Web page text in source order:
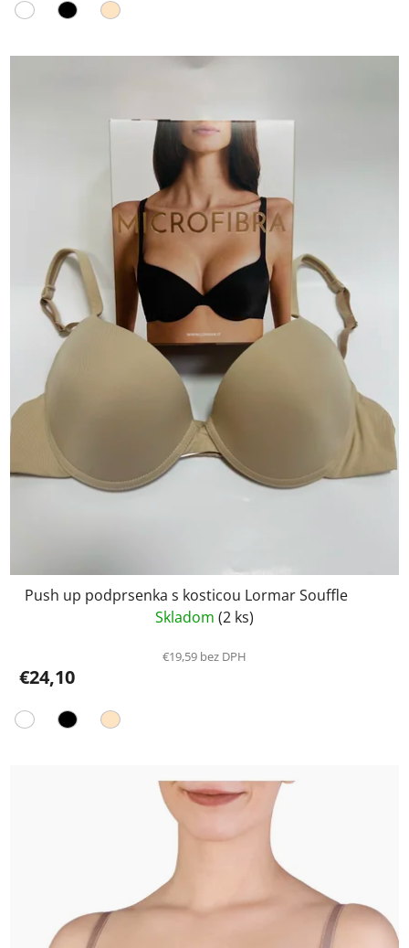
Push up podprsenka s kosticou Lormar Souffle
Skladom (2 ks)
€19,59 bez DPH
€24,10